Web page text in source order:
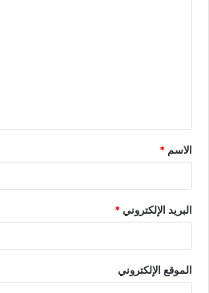
الاسم *
البريد الإلكتروني*
الموقع الإلكتروني